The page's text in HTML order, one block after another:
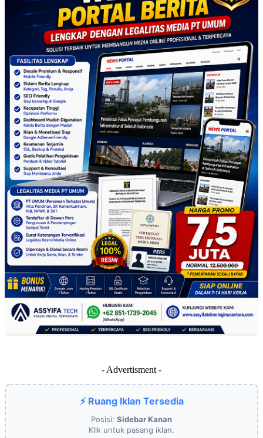
- Advertisment -
⚡ Ruang Iklan Tersedia
Posisi: Sidebar Kanan
Klik untuk pasang iklan.